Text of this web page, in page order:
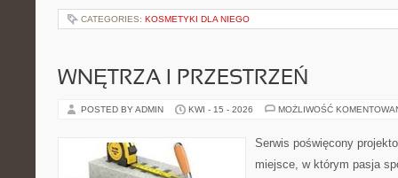
CATEGORIES: KOSMETYKI DLA NIEGO
WNĘTRZA I PRZESTRZEŃ
POSTED BY ADMIN KWI - 15 - 2026 MOŻLIWOŚĆ
Serwis poświęcony
miejsce, w którym pasja